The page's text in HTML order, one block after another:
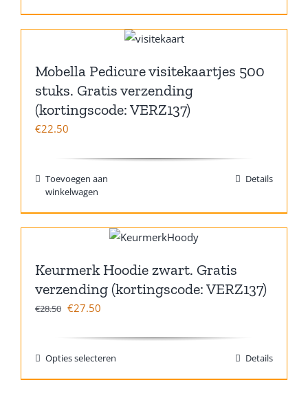
Mobella Pedicure visitekaartjes 500
stuks. Gratis verzending
(kortingscode: VERZ137)
€22.50
Toevoegen aan
winkelwagen
Details
Keurmerk Hoodie zwart. Gratis
verzending (kortingscode: VERZ137)
€28.50 €27.50
Opties selecteren Details